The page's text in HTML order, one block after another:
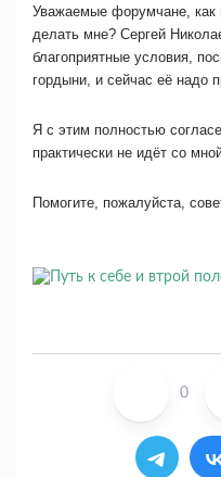
Уважаемые форумчане, как
делать мне? Сергей
благоприятные условия,
гордыни, и сейчас её надо
Я с этим полностью
практически не идёт со
Помогите, пожалуйста,
0